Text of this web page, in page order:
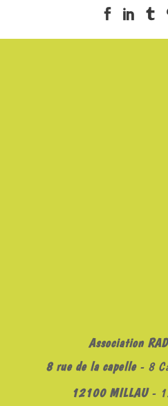
Association
8 rue de la capelle- 8
12100 MILLAU-